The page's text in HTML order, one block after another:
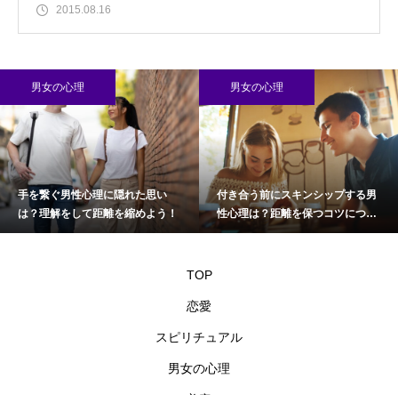
2015.08.16
男女の心理
手を繋ぐ男性心理に隠れた思い
は？理解をして距離を縮めよう！
男女の心理
付き合う前にスキンシップする男
性心理は？距離を保つコツについ
て
TOP
恋愛
スピリチュアル
男女の心理